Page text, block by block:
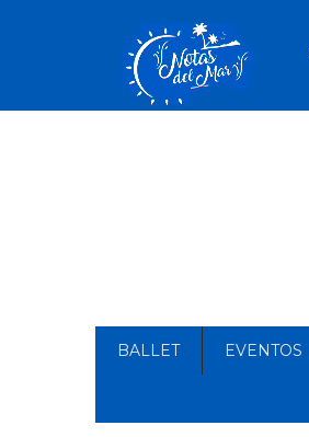
BALLET EVENTOS